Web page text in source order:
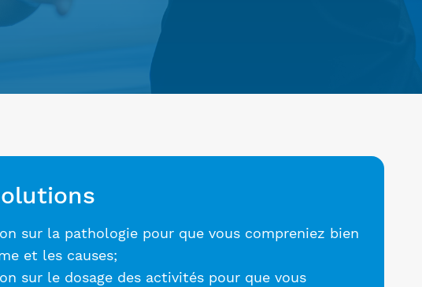
sur la pathologie pour que vous compreniez bien
et les causes;
sur le dosage des activités pour que vous